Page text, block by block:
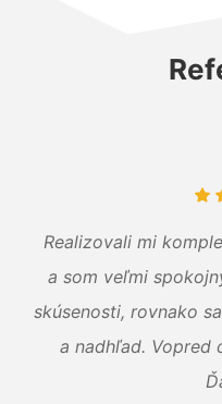
Realizovali mi
a som veľmi
skúsenosti, rovnako
a nadhľad. Vopred